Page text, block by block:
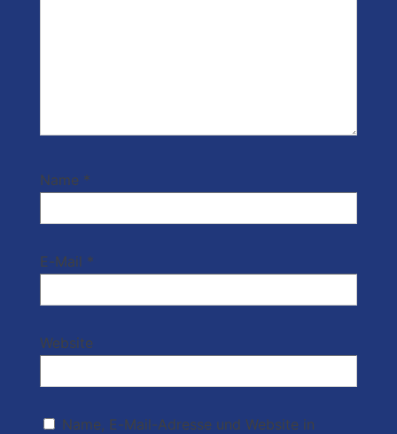
Name *
E-Mail *
Website
Name, E-Mail-Adresse und Website in